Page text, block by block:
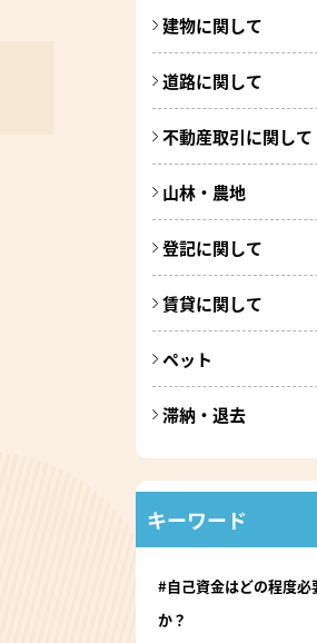
建物に関して
道路に関して
不動産取引に関して
山林・農地
登記に関して
賃貸に関して
ペット
滞納・退去
キーワード
#自己資金はどの程度必
か？